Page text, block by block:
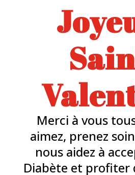
Merci à vous
aimez, prenez
nous aidez à
Diabète et profiter